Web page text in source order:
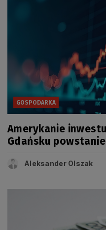
GOSPODARKA
Amerykanie
Gdańsku
Aleksander Olszak